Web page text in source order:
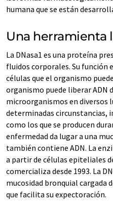
humana que se están
Una herramienta
La DNasa1 es una proteína
fluidos corporales. Su función
células que el organismo
organismo puede liberar ADN
microorganismos en diversos
determinadas circunstancias,
como los que se producen
enfermedad da lugar a una
también contiene ADN. La
a partir de células epiteliales
comercializa desde 1993. La
mucosidad bronquial cargada
que facilita su expectoración.